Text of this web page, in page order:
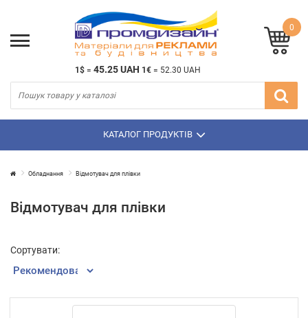
1$ = 45.25 UAH 1€ = 52.30 UAH
0
КАТАЛОГ ПРОДУКТІВ
Обладнання Відмотувач для плівки
Відмотувач для плівки
Сортувати: